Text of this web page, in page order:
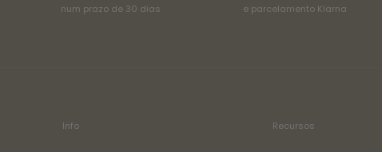
num prazo de 30 dias
e parcelamento Klarna
Info Recursos